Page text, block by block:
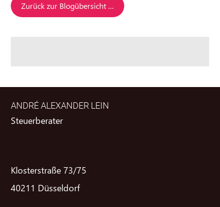
Zurück zur Blogübersicht …
ANDRÉ ALEXANDER LEIN
Steuerberater
Klosterstraße 73/75
40211 Düsseldorf